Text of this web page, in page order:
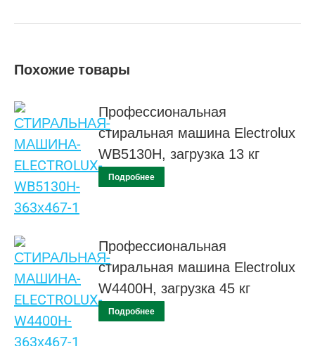
Похожие товары
Профессиональная
стиральная машина Electrolux
WB5130H, загрузка 13 кг
Подробнее
Профессиональная
стиральная машина Electrolux
W4400H, загрузка 45 кг
Подробнее